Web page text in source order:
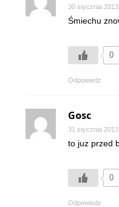
30 stycznia
Śmiechu
0
Odpowiedz
Gosc
31 stycznia
to juz przed
0
Odpowiedz